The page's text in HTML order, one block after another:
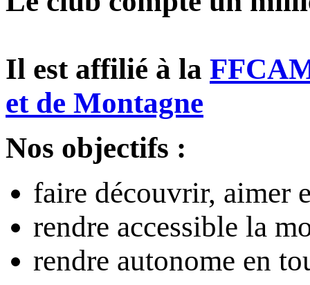
Il est affilié à la
et de Montagne
Nos objectifs :
faire découvrir, aimer
rendre accessible la
rendre autonome en